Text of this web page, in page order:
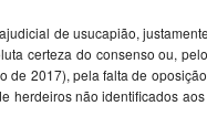
de usucapião,
certeza do consenso ou,
de 2017), pela falta de
herdeiros não identificados